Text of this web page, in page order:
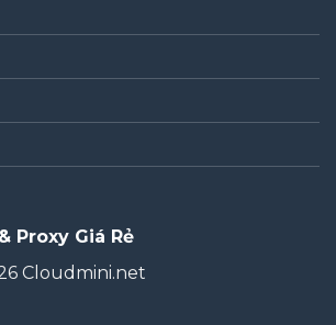
Proxy Giá Rẻ
Cloudmini.net